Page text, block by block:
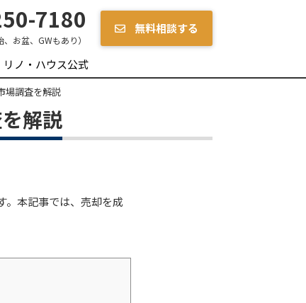
7180
お盆、GWもあり）
無料相談する
リノ・ハウス公式
場調査を解説
解説
。本記事では、売却を成